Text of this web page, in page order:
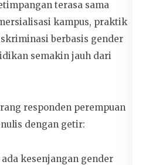
terasa sama
kampus, praktik
berbasis gender
semakin jauh dari
responden perempuan
dengan getir:
kesenjangan gender